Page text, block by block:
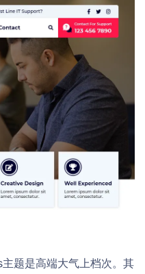
题是高端大气上档次。其